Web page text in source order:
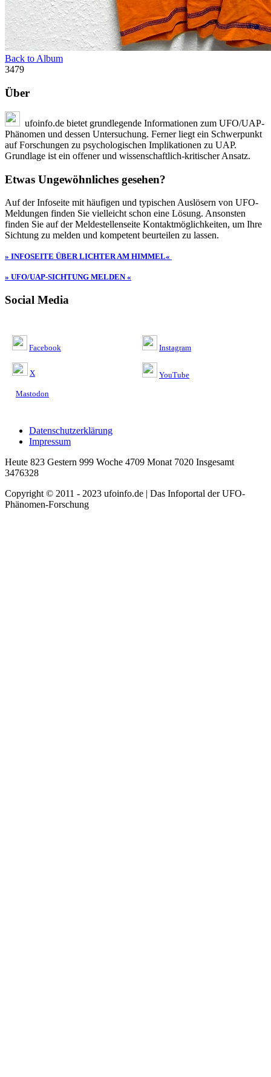
Back to Album
3479
Über
ufoinfo.de bietet grundlegende Informationen zum UFO/UAP-
Phänomen und dessen Untersuchung. Ferner liegt ein Schwerpunkt
auf Forschungen zu psychologischen Implikationen zu UAP.
Grundlage ist ein offener und wissenschaftlich-kritischer Ansatz.
Etwas Ungewöhnliches gesehen?
Auf der Infoseite mit häufigen und typischen Auslösern von UFO-
Meldungen finden Sie vielleicht schon eine Lösung. Ansonsten
finden Sie auf der Meldestellenseite Kontaktmöglichkeiten, um Ihre
Sichtung zu melden und kompetent beurteilen zu lassen.
» INFOSEITE ÜBER LICHTER AM HIMMEL«
» UFO/UAP-SICHTUNG MELDEN «
Social Media
Facebook
X
Mastodon
Instagram
YouTube
Datenschutzerklärung
Impressum
Heute 823 Gestern 999 Woche 4709 Monat 7020 Insgesamt
3476328
Copyright © 2011 - 2023 ufoinfo.de | Das Infoportal der UFO-
Phänomen-Forschung